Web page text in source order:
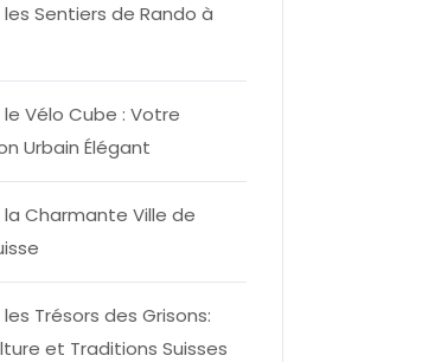
Sentiers de Rando à
Vélo Cube : Votre
Urbain Élégant
Charmante Ville de
Trésors des Grisons:
et Traditions Suisses